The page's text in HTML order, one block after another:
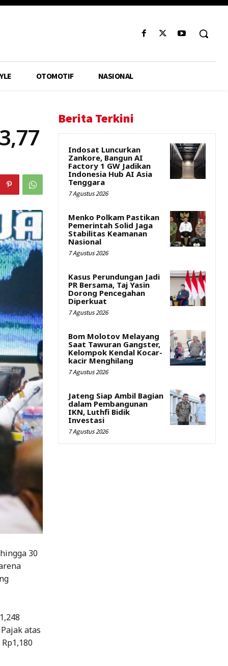
OTOMOTIF NASIONAL
30
atas
Berita Terkini
Indosat Luncurkan
Zankore, Bangun AI
Factory 1 GW Jadikan
Indonesia Hub AI Asia
Tenggara
7 Agustus 2026
Menko Polkam Pastikan
Pemerintah Solid Jaga
Stabilitas Keamanan
Nasional
7 Agustus 2026
Kasus Perundungan Jadi
PR Bersama, Taj Yasin
Dorong Pencegahan
Diperkuat
7 Agustus 2026
Bom Molotov Melayang
Saat Tawuran Gangster,
Kelompok Kendal Kocar-
kacir Menghilang
7 Agustus 2026
Jateng Siap Ambil Bagian
dalam Pembangunan
IKN, Luthfi Bidik
Investasi
7 Agustus 2026